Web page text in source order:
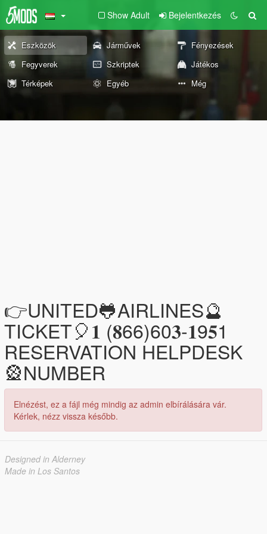
Show Adult Bejelentkezés
Eszközök Járművek
Fényezések
Fegyverek
Szkriptek
Játékos
Térképek
Egyéb Még
👉UNITED🐸AIRLINES🔮
TICKET🎈𝟏 (𝟖66)60𝟑-𝟏9𝟓1
RESERVATION HELPDESK
🎡NUMBER
Elnézést, ez a fájl még mindig az admin elbírálására vár.
Kérlek, nézz vissza később.
Designed in Alderney
Made in Los Santos